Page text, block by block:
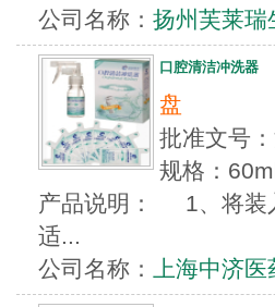
公司名称： 扬州芙莱瑞
口腔清洁冲洗器
盘
批准文号
规格：
产品说明： 1、将装
适...
公司名称：
上海中济